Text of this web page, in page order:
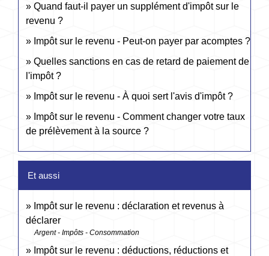
Quand faut-il payer un supplément d'impôt sur le
revenu ?
Impôt sur le revenu - Peut-on payer par acomptes ?
Quelles sanctions en cas de retard de paiement de
l'impôt ?
Impôt sur le revenu - À quoi sert l'avis d'impôt ?
Impôt sur le revenu - Comment changer votre taux
de prélèvement à la source ?
Et aussi
Impôt sur le revenu : déclaration et revenus à
déclarer
Argent - Impôts - Consommation
Impôt sur le revenu : déductions, réductions et